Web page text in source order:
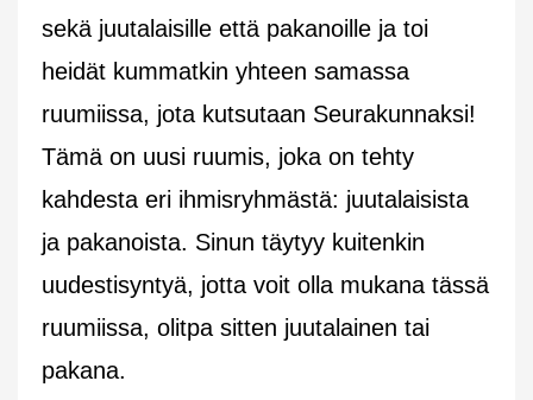
sekä juutalaisille että pakanoille ja toi
heidät kummatkin yhteen samassa
ruumiissa, jota kutsutaan Seurakunnaksi!
Tämä on uusi ruumis, joka on tehty
kahdesta eri ihmisryhmästä: juutalaisista
ja pakanoista. Sinun täytyy kuitenkin
uudestisyntyä, jotta voit olla mukana tässä
ruumiissa, olitpa sitten juutalainen tai
pakana.